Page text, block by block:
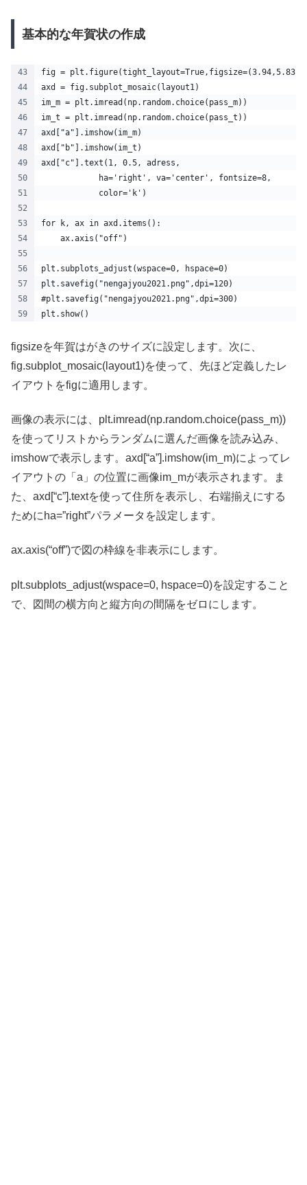
基本的な年賀状の作成
fig =
axd = fig.subplot_mosaic(layout1)
im_m = plt.imread(np.random.choice(pass_m))
im_t = plt.imread(np.random.choice(pass_t))
axd["a"].imshow(im_m)
axd["b"].imshow(im_t)
axd["c"].text(1, 0.5, adress,
            ha='right', va='center', fontsize=8,
            color='k')
for k, ax in axd.items():
    ax.axis("off")
plt.subplots_adjust(wspace=0, hspace=0)
plt.savefig("nengajyou2021.png",dpi=120)
#plt.savefig("nengajyou2021.png",dpi=300)
plt.show()
figsizeを年賀はがきのサイズに設定します。次に、
fig.subplot_mosaic(layout1)を使って、先ほど定義したレ
イアウトをfigに適用します。
画像の表示には、plt.imread(np.random.choice(pass_m))
を使ってリストからランダムに選んだ画像を読み込み、
imshowで表示します。axd[“a”].imshow(im_m)によってレ
イアウトの「a」の位置に画像im_mが表示されます。ま
た、axd[“c”].textを使って住所を表示し、右端揃えにする
ためにha=”right”パラメータを設定します。
ax.axis(“off”)で図の枠線を非表示にします。
plt.subplots_adjust(wspace=0, hspace=0)を設定すること
で、図間の横方向と縦方向の間隔をゼロにします。